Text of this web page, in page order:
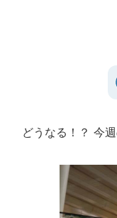
どうなる！？ 今週